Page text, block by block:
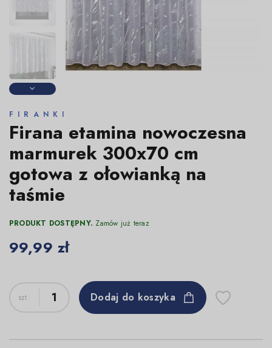
FIRANKI
Firana etamina nowoczesna
marmurek 300x70 cm
gotowa z ołowianką na
taśmie
PRODUKT DOSTĘPNY. Zamów już teraz
99,99 zł
Dodaj do koszyka